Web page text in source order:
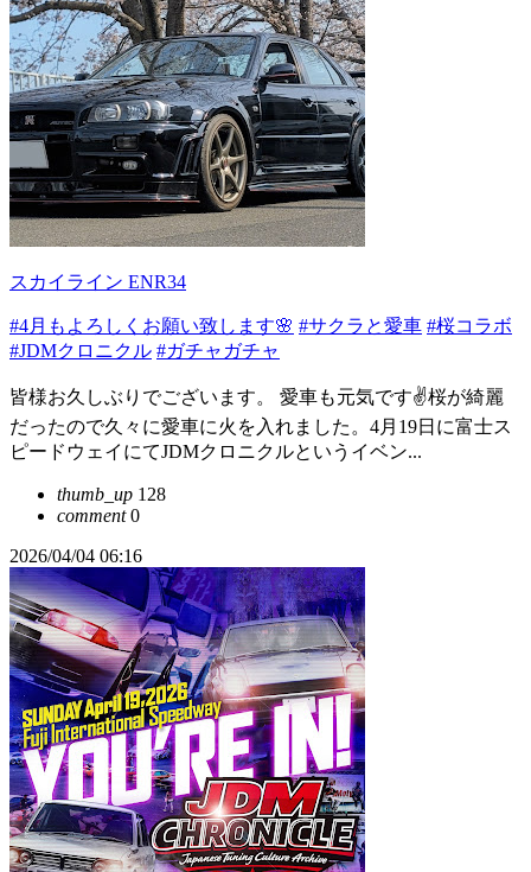
スカイライン ENR34
#4月もよろしくお願い致します🌸 #サクラと愛車 #桜コラボ
#JDMクロニクル #ガチャガチャ
皆様お久しぶりでございます。 愛車も元気です✌桜が綺麗
だったので久々に愛車に火を入れました。4月19日に富士ス
ピードウェイにてJDMクロニクルというイベン...
thumb_up 128
comment0
2026/04/04 06:16